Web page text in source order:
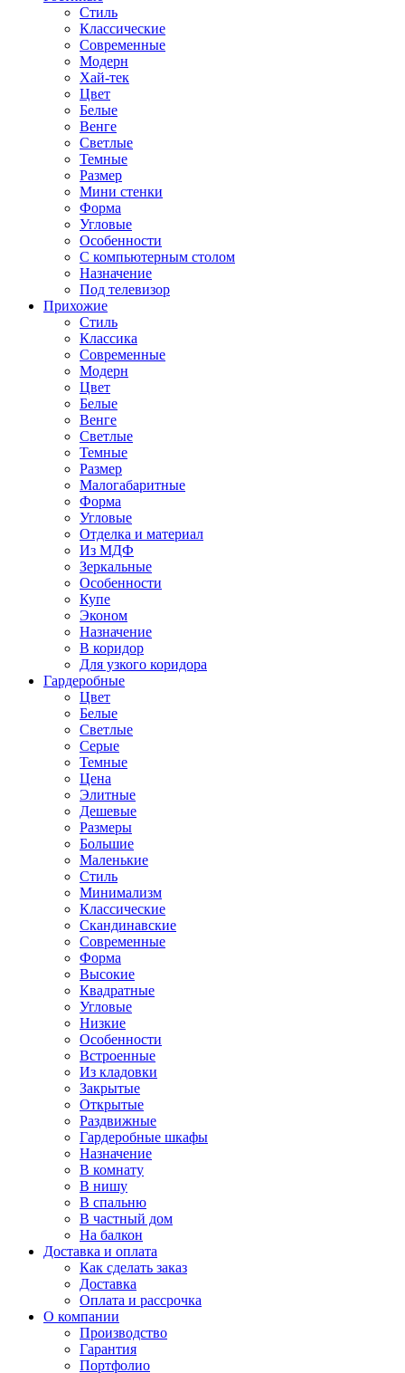
Стиль
Классические
Современные
Модерн
Хай-тек
Цвет
Белые
Венге
Светлые
Темные
Размер
Мини стенки
Форма
Угловые
Особенности
С компьютерным столом
Назначение
Под телевизор
Прихожие
Стиль
Классика
Современные
Модерн
Цвет
Белые
Венге
Светлые
Темные
Размер
Малогабаритные
Форма
Угловые
Отделка и материал
Из МДФ
Зеркальные
Особенности
Купе
Эконом
Назначение
В коридор
Для узкого коридора
Гардеробные
Цвет
Белые
Светлые
Серые
Темные
Цена
Элитные
Дешевые
Размеры
Большие
Маленькие
Стиль
Минимализм
Классические
Скандинавские
Современные
Форма
Высокие
Квадратные
Угловые
Низкие
Особенности
Встроенные
Из кладовки
Закрытые
Открытые
Раздвижные
Гардеробные шкафы
Назначение
В комнату
В нишу
В спальню
В частный дом
На балкон
Доставка и оплата
Как сделать заказ
Доставка
Оплата и рассрочка
О компании
Производство
Гарантия
Портфолио